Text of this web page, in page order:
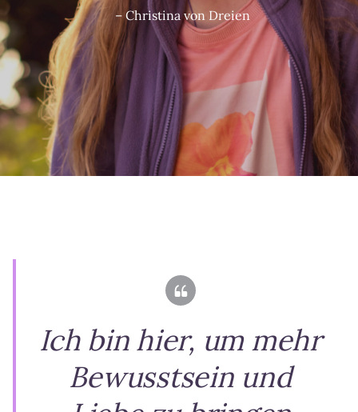
– Christina von Dreien
Ich bin hier, um mehr
Bewusstsein und